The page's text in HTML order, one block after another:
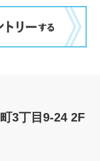
3丁目9-24 2F